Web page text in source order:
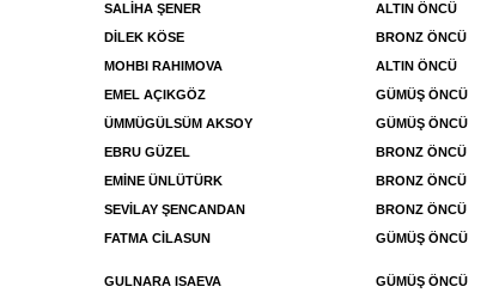
SALİHA ŞENER
ALTIN ÖNCÜ
DİLEK KÖSE
BRONZ ÖNCÜ
MOHBI RAHIMOVA
ALTIN ÖNCÜ
EMEL AÇIKGÖZ
GÜMÜŞ ÖNCÜ
ÜMMÜGÜLSÜM AKSOY
GÜMÜŞ ÖNCÜ
EBRU GÜZEL
BRONZ ÖNCÜ
EMİNE ÜNLÜTÜRK
BRONZ ÖNCÜ
SEVİLAY ŞENCANDAN
BRONZ ÖNCÜ
FATMA CİLASUN
GÜMÜŞ ÖNCÜ
GULNARA ISAEVA GÜMÜŞ ÖNCÜ